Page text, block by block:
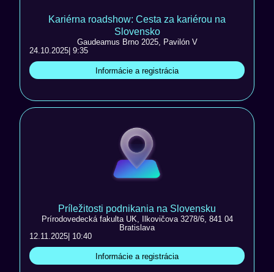
Kariérna roadshow: Cesta za kariérou na
Slovensko
Gaudeamus Brno 2025, Pavilón V
24.10.2025 | 9:35
Informácie a registrácia
Príležitosti podnikania na Slovensku
Prírodovedecká fakulta UK, Ilkovičova 3278/6, 841 04
Bratislava
12.11.2025 | 10:40
Informácie a registrácia